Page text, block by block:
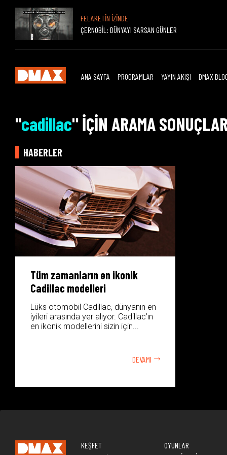
FELAKETİN İZİNDE
ÇERNOBİL: DÜNYAYI SARSAN GÜNLER
ANA SAYFA PROGRAMLAR YAYIN AKIŞI DMAX
"cadillac" İÇİN ARAMA
HABERLER
Tüm zamanların en ikonik
Cadillac modelleri
Lüks otomobil Cadillac, dünyanın en
iyileri arasında yer alıyor. Cadillac’ın
en ikonik modellerini sizin için...
DEVAMI
KEŞFET
OYUNLAR